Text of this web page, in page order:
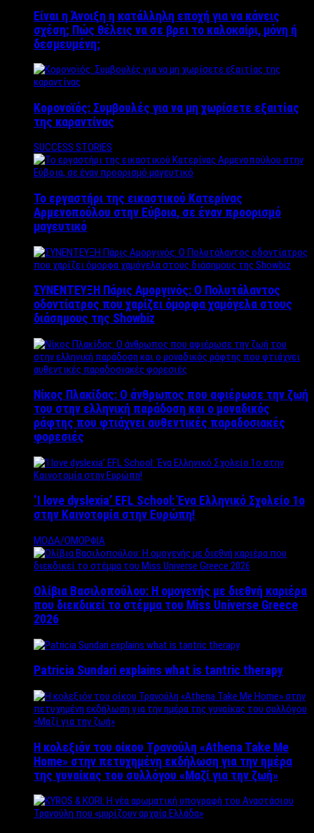
Είναι η Άνοιξη η κατάλληλη εποχή για να κάνεις
σχέση; Πώς θέλεις να σε βρει το καλοκαίρι, μόνη ή
δεσμευμένη;
Κορονοϊός: Συμβουλές για να μη χωρίσετε εξαιτίας
της καραντίνας
SUCCESS STORIES
Το εργαστήρι της εικαστικού Κατερίνας
Αρμενοπούλου στην Εύβοια, σε έναν προορισμό
μαγευτικό
ΣΥΝΕΝΤΕΥΞΗ Πάρις Αμοργινός: O Πολυτάλαντος
οδοντίατρος που χαρίζει όμορφα χαμόγελα στους
διάσημους της Showbiz
Νίκος Πλακίδας: O άνθρωπος που αφιέρωσε την ζωή
του στην ελληνική παράδοση και ο μοναδικός
ράφτης που φτιάχνει αυθεντικές παραδοσιακές
φορεσιές
‘Ι love dyslexia’ EFL School: Ένα Ελληνικό Σχολείo 1ο
στην Καινοτομία στην Ευρώπη!
ΜΟΔΑ/ΟΜΟΡΦΙΑ
Ολίβια Βασιλοπούλου: Η ομογενής με διεθνή καριέρα
που διεκδικεί το στέμμα του Miss Universe Greece
2026
Patricia Sundari explains what is tantric therapy
Η κολεξιόν του οίκου Τρανούλη «Athena Take Me
Home» στην πετυχημένη εκδήλωση για την ημέρα
της γυναίκας του συλλόγου «Μαζί για την ζωή»